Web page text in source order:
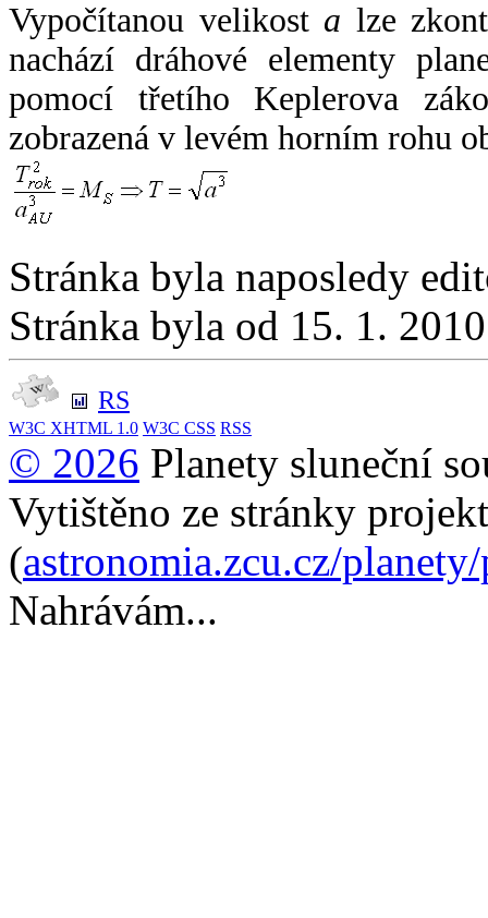
Vypočítanou velikost a lze
nachází dráhové elementy
pomocí třetího Keplerova
zobrazená v levém horním rohu
Stránka byla naposledy
Stránka byla od 15. 1.
RS
W3C XHTML 1.0 W3C CSS RSS
© 2026 Planety sluneční
Vytištěno ze stránky
(astronomia.zcu.cz/
Nahrávám...